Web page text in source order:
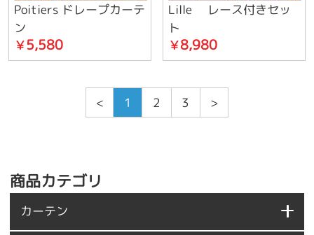
Poitiers ドレープカーテ
ン
￥5,580
Lille レース付きセッ
ト
￥8,980
< 1 2 3 >
商品カテゴリ
カーテン